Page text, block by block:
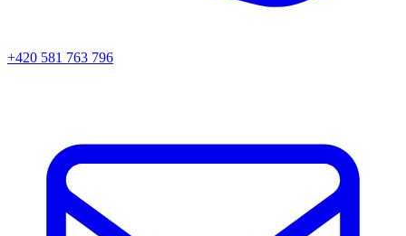
+420 581 763 796